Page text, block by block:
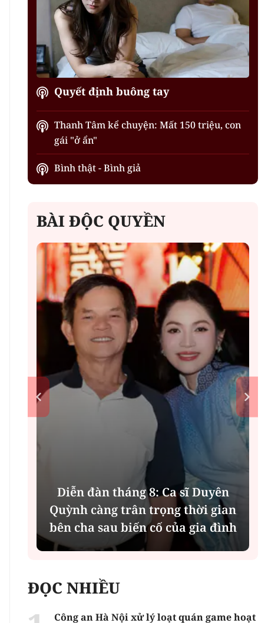
Quyết định buông tay
Thanh Tâm kể chuyện: Mất 150 triệu, con
gái "ở ẩn"
Bình thật - Bình giả
BÀI ĐỘC QUYỀN
Diễn đàn tháng 8: Ca sĩ Duyên
Quỳnh càng trân trọng thời gian
bên cha sau biến cố của gia đình
ĐỌC NHIỀU
Công an Hà Nội xử lý loạt quán game hoạt